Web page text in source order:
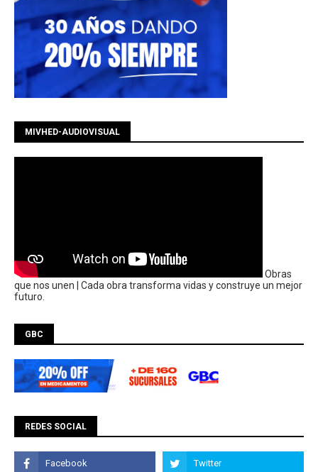
MIVHED-AUDIOVISUAL
Obras
que nos unen | Cada obra transforma vidas y construye un mejor
futuro.
GBC
REDES SOCIAL